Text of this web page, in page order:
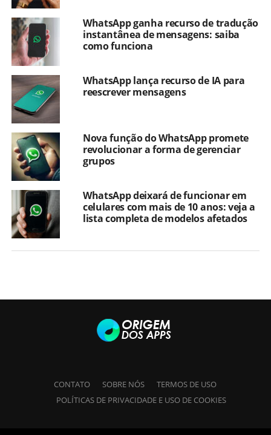
WhatsApp ganha recurso de tradução
instantânea de mensagens: saiba
como funciona
WhatsApp lança recurso de IA para
reescrever mensagens
Nova função do WhatsApp promete
revolucionar a forma de gerenciar
grupos
WhatsApp deixará de funcionar em
celulares com mais de 10 anos: veja a
lista completa de modelos afetados
CONTATO SOBRE NÓS
TERMOS DE USO
POLÍTICAS DE PRIVACIDADE E USO DE COOKIES